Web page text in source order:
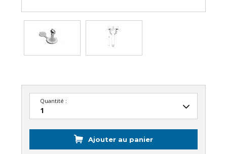
Quantité :
Ajouter au panier